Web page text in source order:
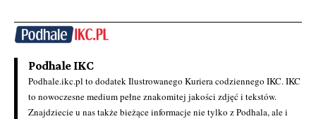
Podhale IKC
Podhale.ikc.pl to dodatek Ilustrowanego Kuriera codziennego IKC. IKC
to nowoczesne medium pełne znakomitej jakości zdjęć i tekstów.
Znajdziecie u nas także bieżące informacje nie tylko z Podhala, ale i